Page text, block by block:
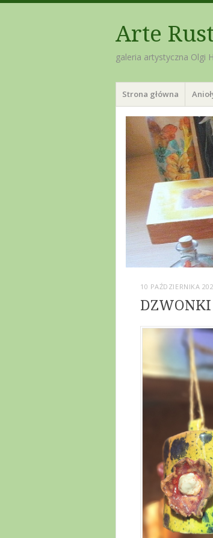
Arte
galeria artystyczna Olgi
Menu
Skip
to
content
Strona główna
10 PAŹDZIERNIKA
DZWONKI